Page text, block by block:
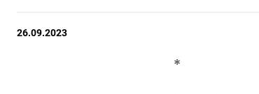
26.09.2023
*